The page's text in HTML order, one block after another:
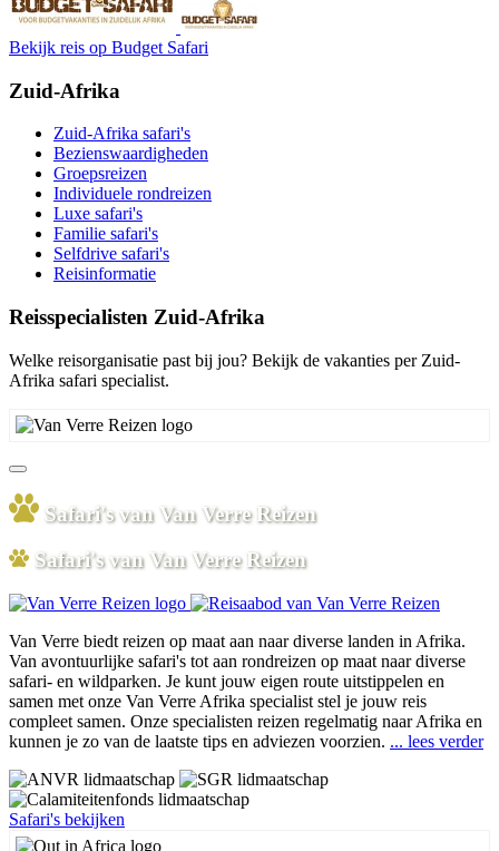
Bekijk reis op Budget Safari
Zuid-Afrika
Zuid-Afrika safari's
Bezienswaardigheden
Groepsreizen
Individuele rondreizen
Luxe safari's
Familie safari's
Selfdrive safari's
Reisinformatie
Reisspecialisten Zuid-Afrika
Welke reisorganisatie past bij jou? Bekijk de vakanties per Zuid-
Afrika safari specialist.
Safari's van Van Verre Reizen
Safari's van Van Verre Reizen
Van Verre biedt reizen op maat aan naar diverse landen in Afrika.
Van avontuurlijke safari's tot aan rondreizen op maat naar diverse
safari- en wildparken. Je kunt jouw eigen route uitstippelen en
samen met onze Van Verre Afrika specialist stel je jouw reis
compleet samen. Onze specialisten reizen regelmatig naar Afrika en
kunnen je zo van de laatste tips en adviezen voorzien. ... lees verder
Safari's bekijken